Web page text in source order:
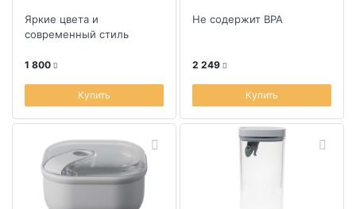
Яркие цвета и
современный стиль
1 800
Купить
Не содержит BPA
2 249
Купить